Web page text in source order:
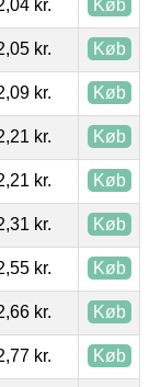
kr. Køb
kr. Køb
kr. Køb
kr. Køb
kr. Køb
kr. Køb
kr. Køb
kr. Køb
kr. Køb